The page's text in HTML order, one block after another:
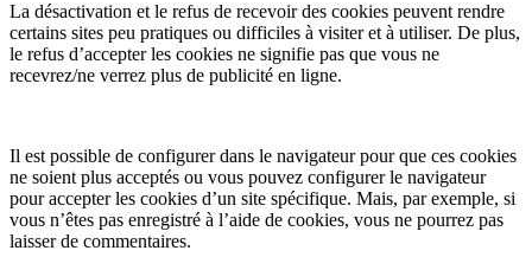
La désactivation et le refus de recevoir des cookies peuvent rendre
certains sites peu pratiques ou difficiles à visiter et à utiliser. De plus,
le refus d’accepter les cookies ne signifie pas que vous ne
recevrez/ne verrez plus de publicité en ligne.
Il est possible de configurer dans le navigateur pour que ces cookies
ne soient plus acceptés ou vous pouvez configurer le navigateur
pour accepter les cookies d’un site spécifique. Mais, par exemple, si
vous n’êtes pas enregistré à l’aide de cookies, vous ne pourrez pas
laisser de commentaires.